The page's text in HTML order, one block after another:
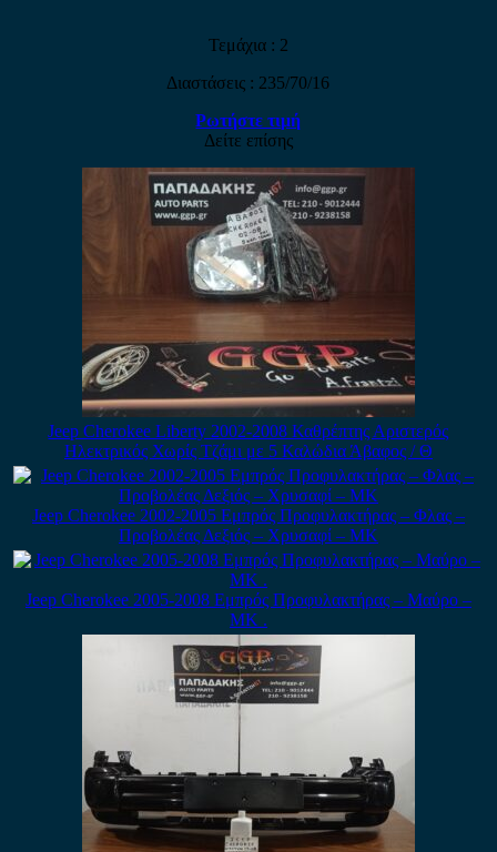
Τεμάχια : 2
Διαστάσεις : 235/70/16
Ρωτήστε τιμή
Δείτε επίσης
Jeep Cherokee Liberty 2002-2008 Καθρέπτης Αριστερός
Ηλεκτρικός Χωρίς Τζάμι με 5 Καλώδια Άβαφος / Θ
Jeep Cherokee 2002-2005 Εμπρός Προφυλακτήρας – Φλας –
Προβολέας Δεξιός – Χρυσαφί – ΜΚ
Jeep Cherokee 2005-2008 Εμπρός Προφυλακτήρας – Μαύρο –
ΜΚ .